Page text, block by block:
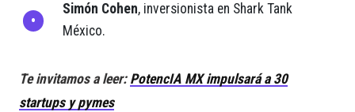
Simón Cohen, inversionista en Shark Tank
México.
Te invitamos a leer: PotencIA MX impulsará a 30
startups y pymes